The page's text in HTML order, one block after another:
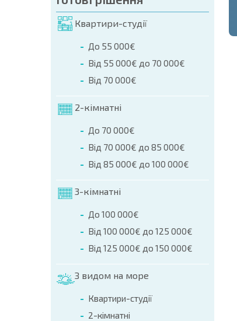
Квартири-студії
До 55 000€
Від 55 000€ до 70 000€
Від 70 000€
2-кімнатні
До 70 000€
Від 70 000€ до 85 000€
Від 85 000€ до 100 000€
3-кімнатні
До 100 000€
Від 100 000€ до 125 000€
Від 125 000€ до 150 000€
З видом на море
Квартири-студії
2-кімнатні